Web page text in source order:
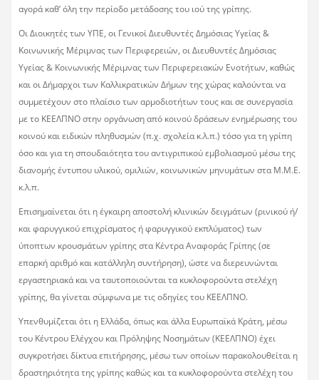
αγορά καθ’ όλη την περίοδο μετάδοσης του ιού της γρίπης.
Οι Διοικητές των ΥΠΕ, οι Γενικοί Διευθυντές Δημόσιας Υγείας &
Κοινωνικής Μέριμνας των Περιφερειών, οι Διευθυντές Δημόσιας
Υγείας & Κοινωνικής Μέριμνας των Περιφερειακών Ενοτήτων, καθώς
και οι Δήμαρχοι των Καλλικρατικών Δήμων της χώρας καλούνται να
συμμετέχουν στο πλαίσιο των αρμοδιοτήτων τους και σε συνεργασία
με το ΚΕΕΛΠΝΟ στην οργάνωση από κοινού δράσεων ενημέρωσης του
κοινού και ειδικών πληθυσμών (π.χ. σχολεία κ.λ.π.) τόσο για τη γρίπη
όσο και για τη σπουδαιότητα του αντιγριπικού εμβολιασμού μέσω της
διανομής έντυπου υλικού, ομιλιών, κοινωνικών μηνυμάτων στα Μ.Μ.Ε.
κ.λ.π.
Επισημαίνεται ότι η έγκαιρη αποστολή κλινικών δειγμάτων (ρινικού ή/
και φαρυγγικού επιχρίσματος ή φαρυγγικού εκπλύματος) των
ύποπτων κρουσμάτων γρίπης στα Κέντρα Αναφοράς Γρίπης (σε
επαρκή αριθμό και κατάλληλη συντήρηση), ώστε να διερευνώνται
εργαστηριακά και να ταυτοποιούνται τα κυκλοφορούντα στελέχη
γρίπης, θα γίνεται σύμφωνα με τις οδηγίες του ΚΕΕΛΠΝΟ.
Υπενθυμίζεται ότι η Ελλάδα, όπως και άλλα Ευρωπαϊκά Κράτη, μέσω
του Κέντρου Ελέγχου και Πρόληψης Νοσημάτων (ΚΕΕΛΠΝΟ) έχει
συγκροτήσει δίκτυα επιτήρησης, μέσω των οποίων παρακολουθείται η
δραστηριότητα της γρίπης καθώς και τα κυκλοφορούντα στελέχη του